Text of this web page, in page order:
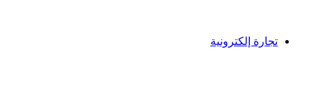
تجارة إلكترونية